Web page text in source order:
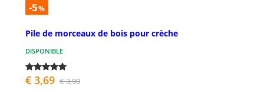
-5%
Pile de morceaux de bois pour crèche
DISPONIBLE
€ 3,69 € 3,90